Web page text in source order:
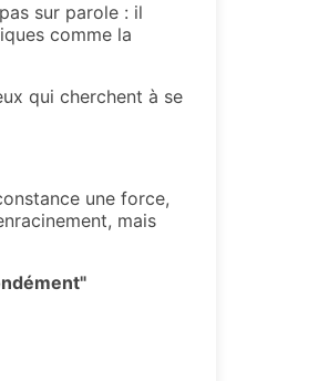
sur parole : il
comme la
qui cherchent à se
une force,
mais